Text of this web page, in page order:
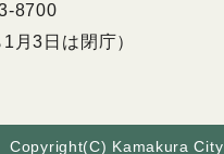
8700
月3日は閉庁）
Copyright(C) Kamakura